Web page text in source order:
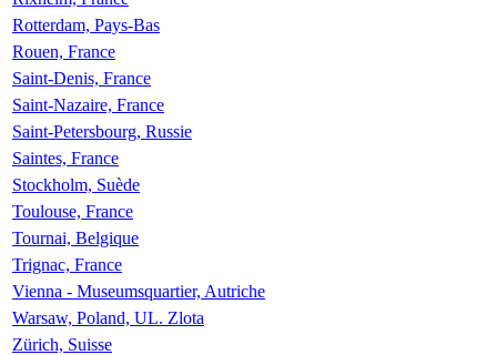
Rotterdam, Pays-Bas
Rouen, France
Saint-Denis, France
Saint-Nazaire, France
Saint-Petersbourg, Russie
Saintes, France
Stockholm, Suède
Toulouse, France
Tournai, Belgique
Trignac, France
Vienna - Museumsquartier, Autriche
Warsaw, Poland, UL. Zlota
Zürich, Suisse